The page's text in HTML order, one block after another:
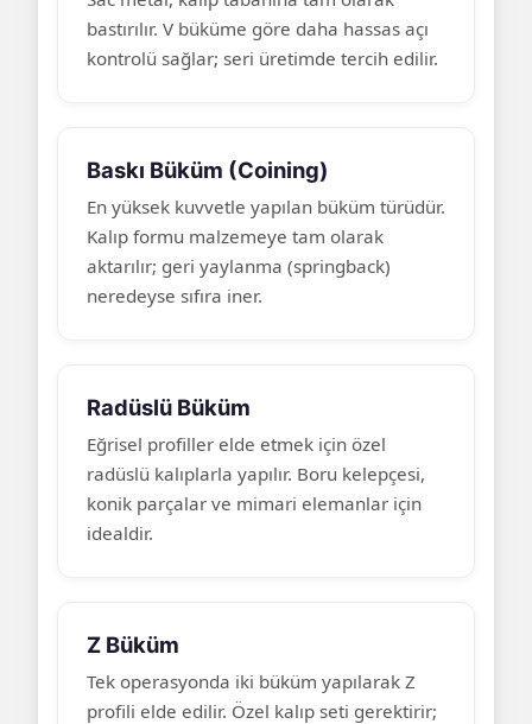
bastırılır. V büküme göre daha hassas açı
kontrolü sağlar; seri üretimde tercih edilir.
Baskı Büküm (Coining)
En yüksek kuvvetle yapılan büküm türüdür.
Kalıp formu malzemeye tam olarak
aktarılır; geri yaylanma (springback)
neredeyse sıfıra iner.
Radüslü Büküm
Eğrisel profiller elde etmek için özel
radüslü kalıplarla yapılır. Boru kelepçesi,
konik parçalar ve mimari elemanlar için
idealdir.
Z Büküm
Tek operasyonda iki büküm yapılarak Z
profili elde edilir. Özel kalıp seti gerektirir;